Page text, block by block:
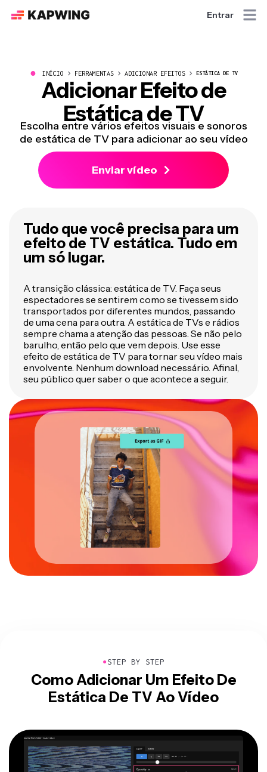
Entrar
● INÍCIO FERRAMENTAS ADICIONAR EFEITOS ESTÁTICA DE TV
Adicionar Efeito de
Estática de TV
Escolha entre vários efeitos visuais e sonoros
de estática de TV para adicionar ao seu vídeo
Enviar vídeo
Tudo que você precisa para um
efeito de TV estática. Tudo em
um só lugar.
A transição clássica: estática de TV. Faça seus
espectadores se sentirem como se tivessem sido
transportados por diferentes mundos, passando
de uma cena para outra. A estática de TVs e rádios
sempre chama a atenção das pessoas. Se não pelo
barulho, então pelo que vem depois. Use esse
efeito de estática de TV para tornar seu vídeo mais
envolvente. Nenhum download necessário. Afinal,
seu público quer saber o que acontece a seguir.
●STEP BY STEP
Como Adicionar Um Efeito De
Estática De TV Ao Vídeo